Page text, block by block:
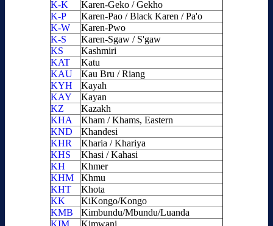
K-K
Karen-Geko / Gekho
K-P
Karen-Pao / Black Karen / Pa'o
K-W
Karen-Pwo
K-S
Karen-Sgaw / S'gaw
KS
Kashmiri
KAT
Katu
KAU
Kau Bru / Riang
KYH
Kayah
KAY
Kayan
KZ
Kazakh
KHA
Kham / Khams, Eastern
KND
Khandesi
KHR
Kharia / Khariya
KHS
Khasi / Kahasi
KH
Khmer
KHM
Khmu
KHT
Khota
KK
KiKongo/Kongo
KMB
Kimbundu/Mbundu/Luanda